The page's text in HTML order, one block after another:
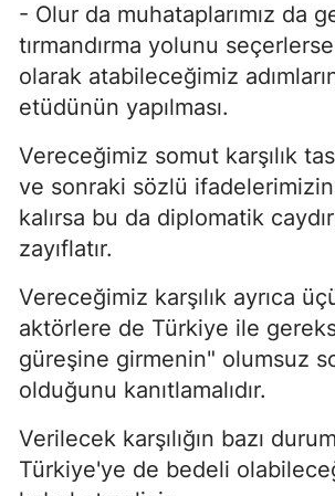
- Olur da muhataplarımız da
tırmandırma yolunu seçerlerse
olarak atabileceğimiz
etüdünün yapılması.
Vereceğimiz somut karşılık
ve sonraki sözlü
kalırsa bu da diplomatik
zayıflatır.
Vereceğimiz karşılık ayrıca
aktörlere de Türkiye ile
güreşine girmenin" olumsuz
olduğunu kanıtlamalıdır.
Verilecek karşılığın bazı
Türkiye'ye de bedeli